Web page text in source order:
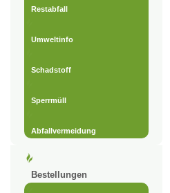
Restabfall
Umweltinfo
Schadstoff
Sperrmüll
Abfallvermeidung
Bestellungen